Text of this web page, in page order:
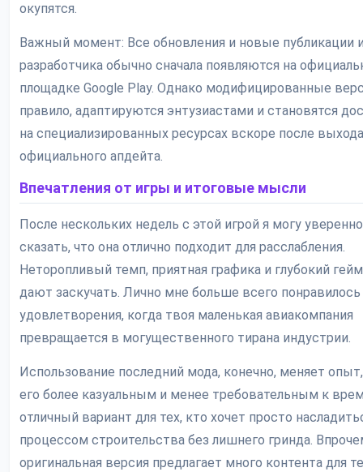
окупятся.
Важный момент: Все обновления и новые публикации
разработчика обычно сначала появляются на
площадке Google Play. Однако модифицированные
правило, адаптируются энтузиастами и становятся
на специализированных ресурсах вскоре после выхода
официального апдейта.
Впечатления от игры и итоговые мысли
После нескольких недель с этой игрой я могу уверенно
сказать, что она отлично подходит для расслабления.
Неторопливый темп, приятная графика и глубокий
дают заскучать. Лично мне больше всего
удовлетворения, когда твоя маленькая авиакомпания
превращается в могущественного тирана индустрии.
Использование последний мода, конечно, меняет
его более казуальным и менее требовательным к
отличный вариант для тех, кто хочет просто
процессом строительства без лишнего гринда.
оригинальная версия предлагает много контента для